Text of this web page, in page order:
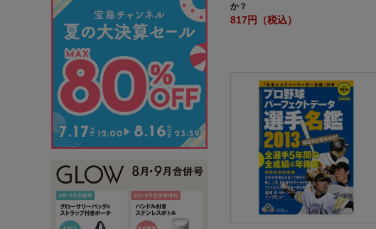
か？
817円（税込）